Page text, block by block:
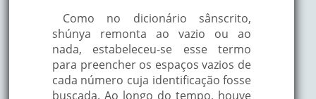
Como no dicionário sânscrito,
shúnya remonta ao vazio ou ao
nada, estabeleceu-se esse termo
para preencher os espaços vazios de
cada número cuja identificação fosse
buscada. Ao longo do tempo, houve